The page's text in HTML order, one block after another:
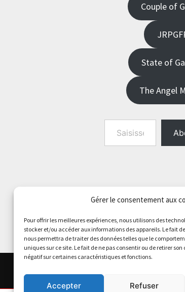
Gérer le consentement aux
Pour offrir les meilleures expériences, nous utilisons des
stocker et/ou accéder aux informations des appareils. Le fait
nous permettra de traiter des données telles que le
uniques sur ce site. Le fait de ne pas consentir ou de retirer
négatif sur certaines caractéristiques et fonctions.
Accepter Refuser
Couple of
State of
The Angel
Saisissez votre adresse e-mail…